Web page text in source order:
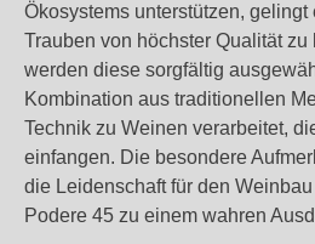
Ökosystems unterstützen, gelingt
Trauben von höchster Qualität
werden diese sorgfältig
Kombination aus traditionellen
Technik zu Weinen verarbeitet,
einfangen. Die besondere
die Leidenschaft für den
Podere 45 zu einem wahren